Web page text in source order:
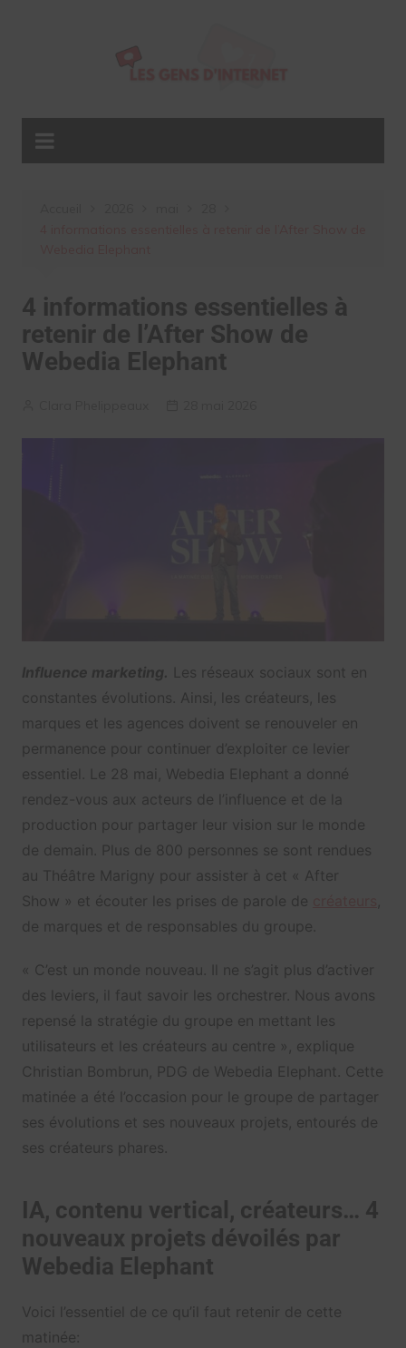
4 informations essentielles à
retenir de l’After Show de
Webedia Elephant
Influence marketing. Les réseaux sociaux sont en
constantes évolutions. Ainsi, les créateurs, les
marques et les agences doivent se renouveler en
permanence pour continuer d’exploiter ce levier
essentiel. Le 28 mai, Webedia Elephant a donné
rendez-vous aux acteurs de l’influence et de la
production pour partager leur vision sur le monde
de demain. Plus de 800 personnes se sont rendues
au Théâtre Marigny pour assister à cet « After
Show » et écouter les prises de parole de
,
de marques et de responsables du groupe.
« C’est un monde nouveau. Il ne s’agit plus d’activer
des leviers, il faut savoir les orchestrer. Nous avons
repensé la stratégie du groupe en mettant les
utilisateurs et les créateurs au centre », explique
Christian Bombrun, PDG de Webedia Elephant. Cette
matinée a été l’occasion pour le groupe de partager
ses évolutions et ses nouveaux projets, entourés de
ses créateurs phares.
IA, contenu vertical, créateurs… 4
nouveaux projets dévoilés par
Webedia Elephant
Voici l’essentiel de ce qu’il faut retenir de cette
matinée: